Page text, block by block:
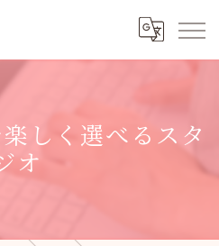
しく選べるスタ
オ